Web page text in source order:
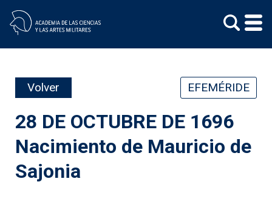
content
Volver EFEMÉRIDE
28 DE OCTUBRE DE 1696
Nacimiento de Mauricio de
Sajonia